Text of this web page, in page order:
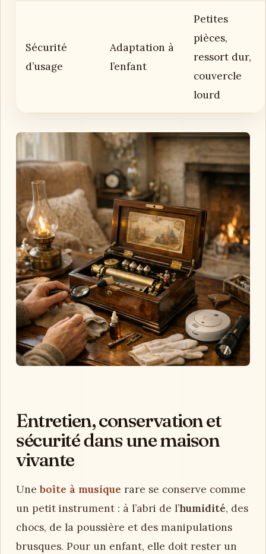
Sécurité
d’usage
Adaptation à
l’enfant
Petites
pièces,
ressort dur,
couvercle
lourd
Entretien, conservation et
sécurité dans une maison
vivante
Uneboîte à musique rare se conserve comme
un petit instrument : à l’abri de l’humidité, des
chocs, de la poussière et des manipulations
brusques. Pour un enfant, elle doit rester un